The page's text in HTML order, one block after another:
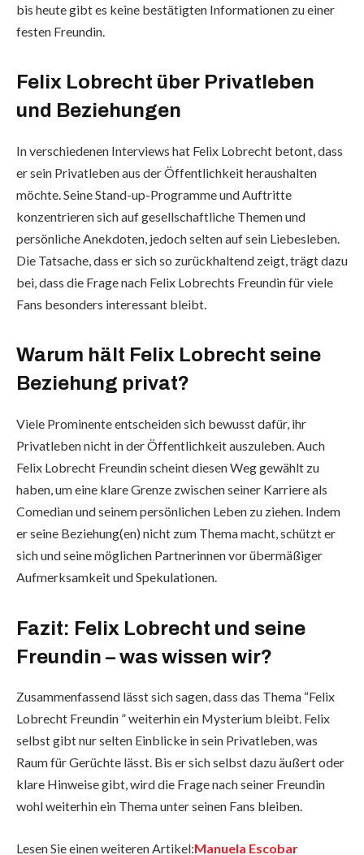
bis heute gibt es keine bestätigten Informationen zu einer
festen Freundin.
Felix Lobrecht über Privatleben
und Beziehungen
In verschiedenen Interviews hat Felix Lobrecht betont, dass
er sein Privatleben aus der Öffentlichkeit heraushalten
möchte. Seine Stand-up-Programme und Auftritte
konzentrieren sich auf gesellschaftliche Themen und
persönliche Anekdoten, jedoch selten auf sein Liebesleben.
Die Tatsache, dass er sich so zurückhaltend zeigt, trägt dazu
bei, dass die Frage nach Felix Lobrechts Freundin für viele
Fans besonders interessant bleibt.
Warum hält Felix Lobrecht seine
Beziehung privat?
Viele Prominente entscheiden sich bewusst dafür, ihr
Privatleben nicht in der Öffentlichkeit auszuleben. Auch
Felix Lobrecht Freundin scheint diesen Weg gewählt zu
haben, um eine klare Grenze zwischen seiner Karriere als
Comedian und seinem persönlichen Leben zu ziehen. Indem
er seine Beziehung(en) nicht zum Thema macht, schützt er
sich und seine möglichen Partnerinnen vor übermäßiger
Aufmerksamkeit und Spekulationen.
Fazit: Felix Lobrecht und seine
Freundin – was wissen wir?
Zusammenfassend lässt sich sagen, dass das Thema “Felix
Lobrecht Freundin ” weiterhin ein Mysterium bleibt. Felix
selbst gibt nur selten Einblicke in sein Privatleben, was
Raum für Gerüchte lässt. Bis er sich selbst dazu äußert oder
klare Hinweise gibt, wird die Frage nach seiner Freundin
wohl weiterhin ein Thema unter seinen Fans bleiben.
Lesen Sie einen weiteren Artikel:Manuela Escobar